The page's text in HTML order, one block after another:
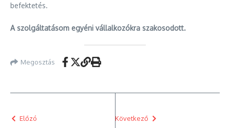
befektetés.
A szolgáltatásom egyéni vállalkozókra szakosodott.
Megosztás
Előzó Következő